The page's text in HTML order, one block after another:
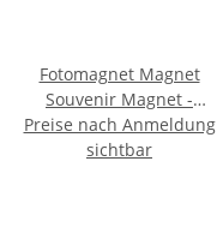
Fotomagnet Magnet
Souvenir Magnet -
München Germany
!Oktoberfest
Preise nach Anmeldung
sichtbar